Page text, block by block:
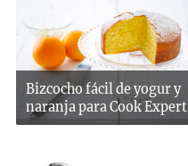
Bizcocho fácil de yogur y
naranja para Cook Expert